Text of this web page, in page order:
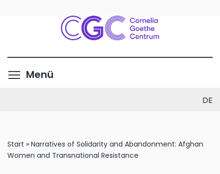
Inhalt
Menü
DE
Start » Narratives of Solidarity and Abandonment: Afghan
Women and Transnational Resistance